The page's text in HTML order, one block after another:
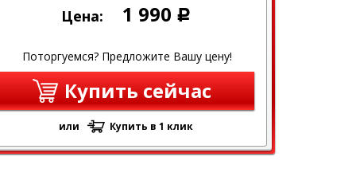
Цена: 1 990 Р
Поторгуемся? Предложите Вашу цену!
Купить сейчас
или Купить в 1 клик